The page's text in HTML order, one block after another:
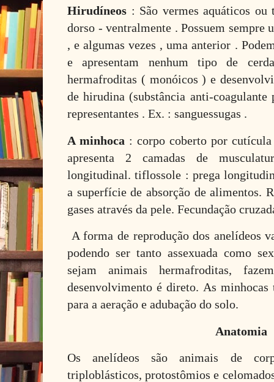
Hirudíneos : São vermes aquáticos ou
dorso - ventralmente . Possuem sempre
, e algumas vezes , uma anterior .
e apresentam nenhum tipo de
hermafroditas ( monóicos ) e
de hirudina (substância anti-coagulante
representantes . Ex. : sanguessugas .
A minhoca : corpo coberto por
apresenta 2 camadas de
longitudinal. tiflossole : prega
a superfície de absorção de alimentos.
gases através da pele. Fecundação
A forma de reprodução dos anelídeos
podendo ser tanto assexuada como
sejam animais hermafroditas,
desenvolvimento é direto. As
para a aeração e adubação do solo.
Anatomia
Os anelídeos são animais de
triploblásticos, protostômios e